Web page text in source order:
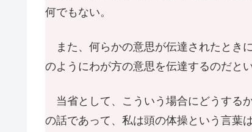
何でもない。
また、何らかの意思が伝達されたとき
のようにわが方の意思を伝達するのだと
当省として、こういう場合にどうする
の話であって、私は頭の体操という言葉